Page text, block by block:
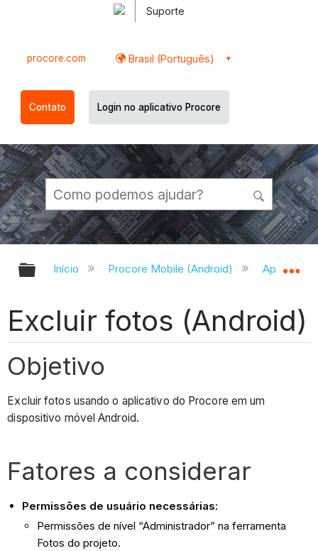
Suporte
procore.com Brasil (Português)
Contato Login no aplicativo Procore
Expandir/recolher hierarquia
Início Procore Mobile (Android) Aplicativo
Excluir fotos (Android)
Objetivo
Excluir fotos usando o aplicativo do Procore em um
dispositivo móvel Android.
Fatores a considerar
Permissões de usuário necessárias:
Permissões de nível “Administrador” na ferramenta
Fotos do projeto.